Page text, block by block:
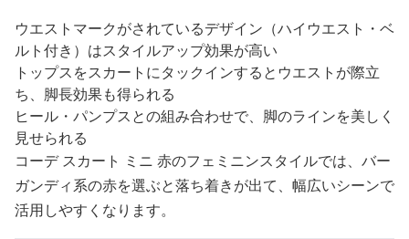
ウエストマークがされているデザイン（ハイウエスト・ベ
ルト付き）はスタイルアップ効果が高い
トップスをスカートにタックインするとウエストが際立
ち、脚長効果も得られる
ヒール・パンプスとの組み合わせで、脚のラインを美しく
見せられる
コーデ スカート ミニ 赤のフェミニンスタイルでは、バー
ガンディ系の赤を選ぶと落ち着きが出て、幅広いシーンで
活用しやすくなります。